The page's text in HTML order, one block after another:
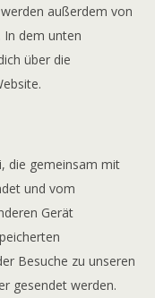
außerdem von
dem unten
über die
die gemeinsam mit
und vom
Gerät
Besuche zu unseren
gesendet werden.